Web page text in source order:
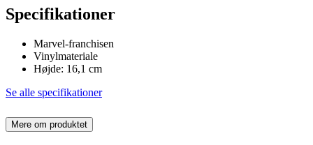
Specifikationer
Marvel-franchisen
Vinylmateriale
Højde: 16,1 cm
Se alle specifikationer
Mere om produktet